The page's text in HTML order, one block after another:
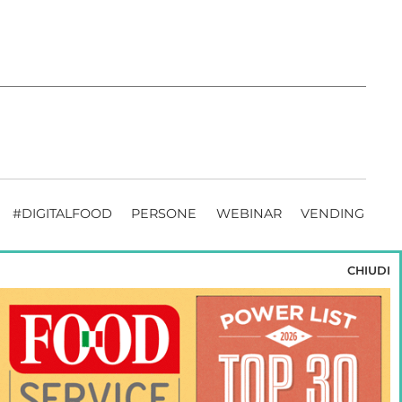
#DIGITALFOOD PERSONE WEBINAR VENDING
CHIUDI